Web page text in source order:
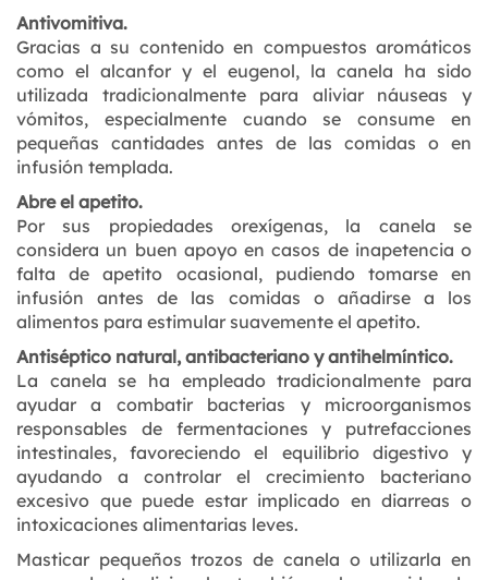
Antivomitiva.
Gracias a su contenido en compuestos aromáticos
como el alcanfor y el eugenol, la canela ha sido
utilizada tradicionalmente para aliviar náuseas y
vómitos, especialmente cuando se consume en
pequeñas cantidades antes de las comidas o en
infusión templada.
Abre el apetito.
Por sus propiedades orexígenas, la canela se
considera un buen apoyo en casos de inapetencia o
falta de apetito ocasional, pudiendo tomarse en
infusión antes de las comidas o añadirse a los
alimentos para estimular suavemente el apetito.
Antiséptico natural, antibacteriano y antihelmíntico.
La canela se ha empleado tradicionalmente para
ayudar a combatir bacterias y microorganismos
responsables de fermentaciones y putrefacciones
intestinales, favoreciendo el equilibrio digestivo y
ayudando a controlar el crecimiento bacteriano
excesivo que puede estar implicado en diarreas o
intoxicaciones alimentarias leves.
Masticar pequeños trozos de canela o utilizarla en